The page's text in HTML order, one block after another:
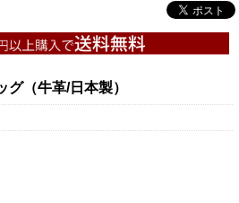
グ（牛革/日本製）